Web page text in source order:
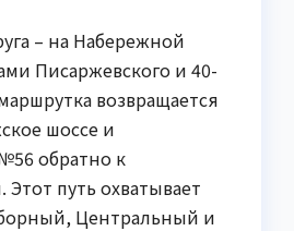
– на Набережной
Писаржевского и 40-
возвращается
шоссе и
обратно к
путь охватывает
Центральный и